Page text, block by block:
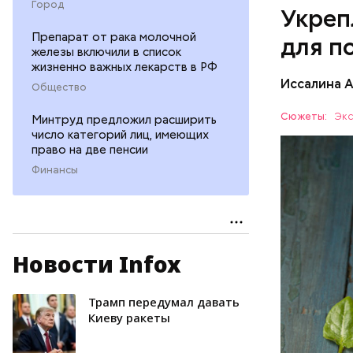
Город
Препарат от рака молочной
железы включили в список
жизненно важных лекарств в РФ
Общество
Минтруд предложил расширить
число категорий лиц, имеющих
право на две пенсии
Финансы
Новости Infox
Трамп передумал давать
Киеву ракеты
для
Иссалина
Сюжеты:
ЗДОРОВЬЕ